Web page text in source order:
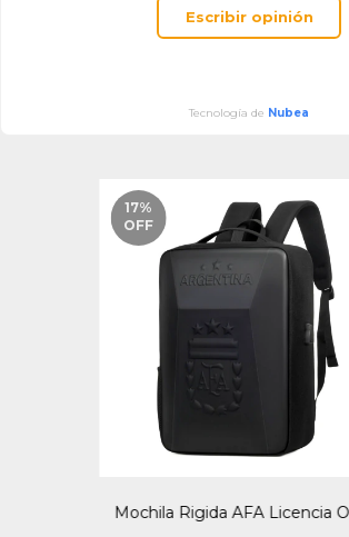
Escribir opinión
Tecnología de Nubea
17%
OFF
Mochila Rigida AFA Licencia